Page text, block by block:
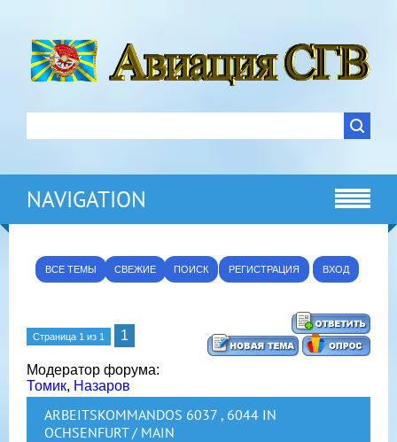
NAVIGATION
ВСЕ ТЕМЫ СВЕЖИЕ ПОИСК РЕГИСТРАЦИЯ ВХОД
Страница 1 из 1 1
Модератор форума:
Томик, Назаров
ARBEITSKOMMANDOS 6037 , 6044 IN
OCHSENFURT / MAIN